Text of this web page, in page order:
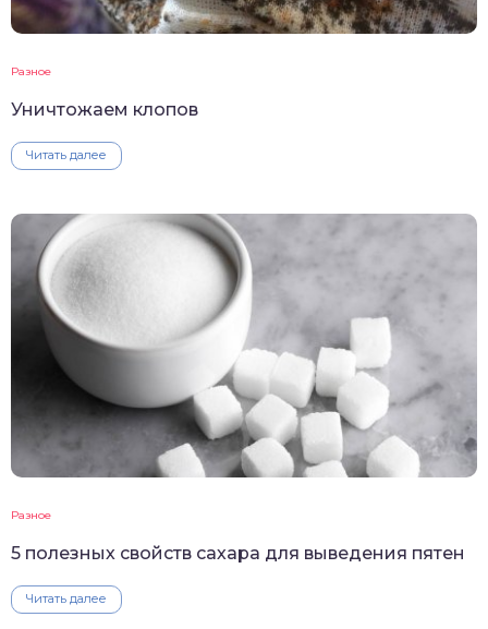
Разное
Уничтожаем клопов
Читать далее
Разное
5 полезных свойств сахара для выведения пятен
Читать далее